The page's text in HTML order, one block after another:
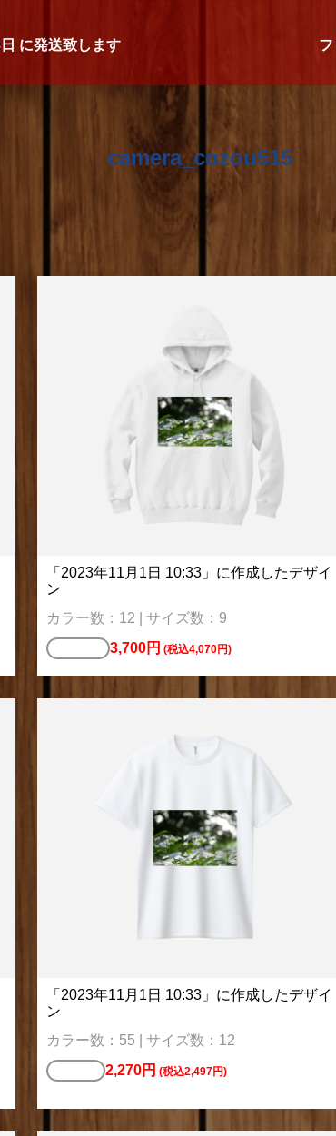
に発送致します
camera_cozou515
「2023年11月1日 10:33」に作成したデザイ
ン
カラー数：12 | サイズ数：9
3,700円 (税込4,070円)
「2023年11月1日 10:33」に作成したデザイ
ン
カラー数：55 | サイズ数：12
2,270円 (税込2,497円)